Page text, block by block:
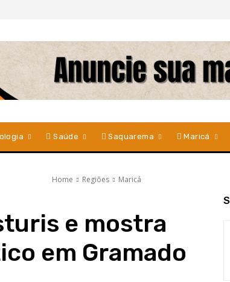
Saúde Saquarema Maricá
Home Regiões Maricá
e mostra
em Gramado